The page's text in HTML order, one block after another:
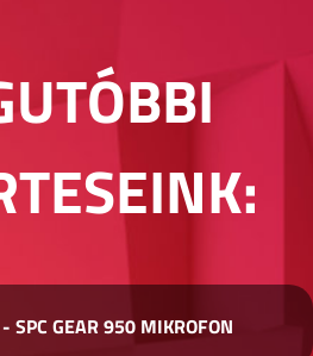
SPC GEAR 950 MIKROFON